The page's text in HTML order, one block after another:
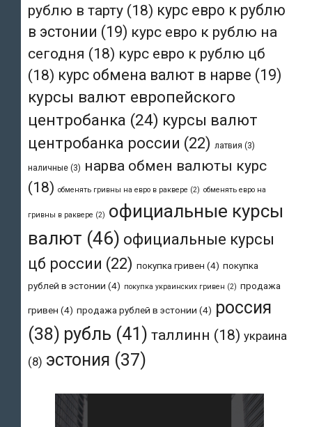
рублю в тарту (18) курс евро к рублю
в эстонии (19) курс евро к рублю на
сегодня (18) курс евро к рублю цб
(18) курс обмена валют в нарве (19)
курсы валют европейского
центробанка (24) курсы валют
центробанка россии (22) латвия (3)
наличные (3) нарва обмен валюты курс
(18) обменять гривны на евро в раквере (2) обменять евро на
гривны в раквере (2) официальные курсы
валют (46) официальные курсы
цб россии (22) покупка гривен (4) покупка
рублей в эстонии (4) покупка украинских гривен (2) продажа
гривен (4) продажа рублей в эстонии (4) россия
(38) рубль (41) таллинн (18) украина
(8) эстония (37)